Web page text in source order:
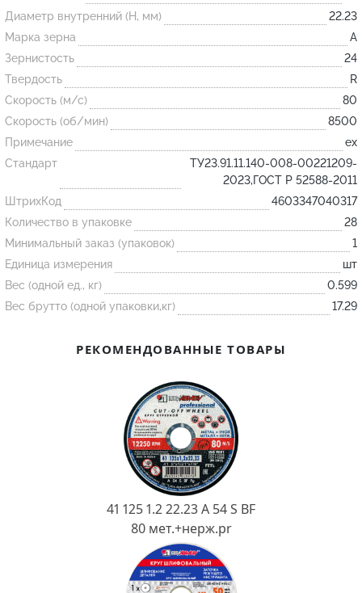
Огнеупорные
изделия
Скачать каталог
Тигель
Муфель
Черпак
Шербер
Трубка
Стержень
Пробка
Подставка
Контакт
Огнеупорная SiC смесь
Диаметр внутренний (H, мм)
22.23
Марка зерна
A
Зернистость
24
Твердость
R
Скорость (м/с)
80
Скорость (об/мин)
8500
Примечание
ex
Стандарт
ТУ23.91.11.140-008-00221209-
2023,ГОСТ Р 52588-2011
ШтрихКод
4603347040317
Количество в упаковке
28
Минимальный заказ (упаковок)
1
Единица измерения
шт
Вес (одной ед., кг)
0.599
Вес брутто (одной упаковки,кг)
17.29
РЕКОМЕНДОВАННЫЕ ТОВАРЫ
41 125 1.2 22.23 A 54 S BF
80 мет.+нерж.pr